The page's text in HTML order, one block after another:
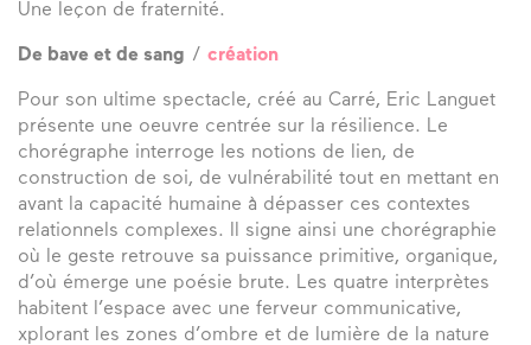
Une leçon de fraternité.
De bave et de sang / création
Pour son ultime spectacle, créé au Carré, Eric Languet
présente une oeuvre centrée sur la résilience. Le
chorégraphe interroge les notions de lien, de
construction de soi, de vulnérabilité tout en mettant en
avant la capacité humaine à dépasser ces contextes
relationnels complexes. Il signe ainsi une chorégraphie
où le geste retrouve sa puissance primitive, organique,
d’où émerge une poésie brute. Les quatre interprètes
habitent l’espace avec une ferveur communicative,
xplorant les zones d’ombre et de lumière de la nature